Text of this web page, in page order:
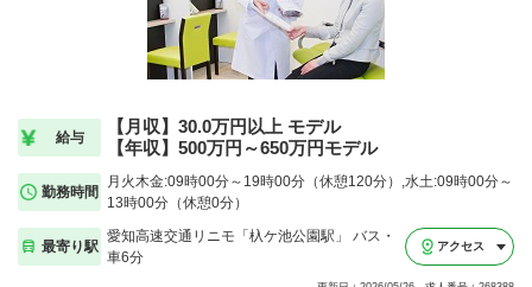
給与
【月収】30.0万円以上 モデル
【年収】500万円～650万円モデル
勤務時間
月火木金:09時00分～19時00分（休憩120分）,水土:09時00分～
13時00分（休憩0分）
最寄り駅
愛知高速交通リニモ「杁ケ池公園駅」 バス・
車6分
アクセス